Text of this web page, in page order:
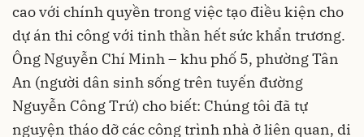
Nguyễn Công Trứ) cho biết: Chúng tôi đã tự
nguyện tháo dỡ các công trình nhà ở liên quan, di
dời vật kiến trúc, cây cối nằm trong phạm vi ảnh
hưởng của dự án, kịp thời bàn giao mặt bằng để
triển khai thi công đảm bảo tiến độ đề ra. Hầu hết
các hộ dân ở đây đều mong muốn công trình sớm